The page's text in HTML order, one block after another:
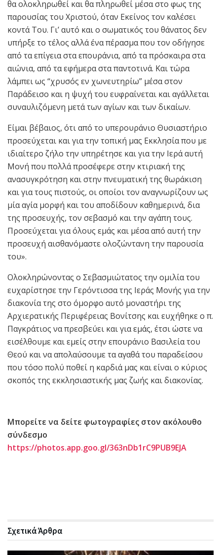
θα ολοκληρωθεί και θα πληρωθεί μέσα στο φως της
παρουσίας του Χριστού, όταν Εκείνος τον καλέσει
κοντά Του. Γι’ αυτό και ο σωματικός του θάνατος δεν
υπήρξε το τέλος αλλά ένα πέρασμα που τον οδήγησε
από τα επίγεια στα επουράνια, από τα πρόσκαιρα στα
αιώνια, από τα εφήμερα στα παντοτινά. Και τώρα
λάμπει ως “χρυσός εν χωνευτηρίω” μέσα στον
Παράδεισο και η ψυχή του ευφραίνεται και αγάλλεται
συναυλιζόμενη μετά των αγίων και των δικαίων.
Είμαι βέβαιος, ότι από το υπερουράνιο Θυσιαστήριο
προσεύχεται και για την τοπική μας Εκκλησία που με
ιδιαίτερο ζήλο την υπηρέτησε και για την Ιερά αυτή
Μονή που πολλά προσέφερε στην κτιριακή της
ανασυγκρότηση και στην πνευματική της θωράκιση
και για τους πιστούς, οι οποίοι τον αναγνωρίζουν ως
μία αγία μορφή και του αποδίδουν καθημερινά, δια
της προσευχής, τον σεβασμό και την αγάπη τους.
Προσεύχεται για όλους εμάς και μέσα από αυτή την
προσευχή αισθανόμαστε ολοζώντανη την παρουσία
του».
Ολοκληρώνοντας ο Σεβασμιώτατος την ομιλία του
ευχαρίστησε την Γερόντισσα της Ιεράς Μονής για την
διακονία της στο όμορφο αυτό μοναστήρι της
Αρχιερατικής Περιφέρειας Βονίτσης και ευχήθηκε ο π.
Παγκράτιος να πρεσβεύει και για εμάς, έτσι ώστε να
εισέλθουμε και εμείς στην επουράνιο Βασιλεία του
Θεού και να απολαύσουμε τα αγαθά του παραδείσου
που τόσο πολύ ποθεί η καρδιά μας και είναι ο κύριος
σκοπός της εκκλησιαστικής μας ζωής και διακονίας.
Μπορείτε να δείτε φωτογραφίες στον ακόλουθο
σύνδεσμο
https://photos.app.goo.gl/363nDb1rC9PUB9EJA
ΣχετικάΆρθρα